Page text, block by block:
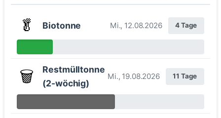
🥬 Biotonne Mi., 12.08.2026 4 Tage
🗑️
Restmülltonne
(2-wöchig)
Mi., 19.08.2026 11 Tage